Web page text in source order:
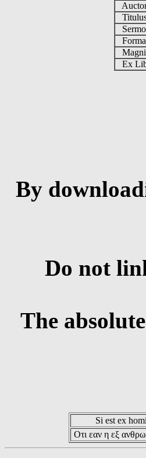
Sermo
Forma
Ex
By
Do not
The
Si est ex
Οτι εαν η εξ